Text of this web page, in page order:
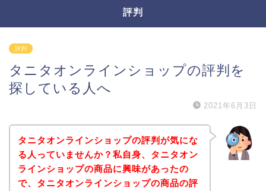
評判
評判
タニタオンラインショップの評判を
探している人へ
2021年6月3日
タニタオンラインショップの評判が気にな
る人っていませんか？私自身、タニタオン
ラインショップの商品に興味があったの
で、タニタオンラインショップの商品の評